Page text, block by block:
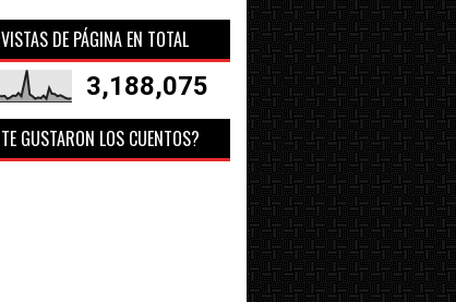
VISTAS DE PÁGINA EN TOTAL
3,188,075
TE GUSTARON LOS CUENTOS?